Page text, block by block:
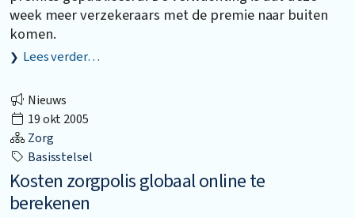
week meer verzekeraars met de premie naar buiten
komen.
Lees verder…
Nieuws
19 okt 2005
Zorg
Basisstelsel
Kosten zorgpolis globaal online te
berekenen